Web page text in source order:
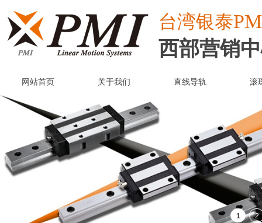
台湾银泰
西部营销
网站首页 关于我们 直线导轨 滚